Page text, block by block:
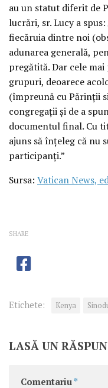
au un statut diferit de
lucrări, sr. Lucy a
fiecăruia dintre noi
adunarea generală,
pregătită. Dar cele
grupuri, deoarece
(împreună cu Părinții
congregații și de a
documentul final. Cu
ajuns să înțeleg că nu
participanți.”
Sursa: Vatican News,
SHARE
Etichete: Kenya
LASĂ UN
Comentariu *